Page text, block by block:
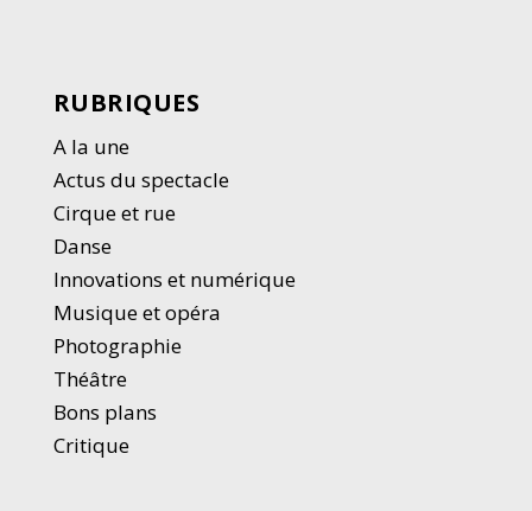
RUBRIQUES
A la une
Actus du spectacle
Cirque et rue
Danse
Innovations et numérique
Musique et opéra
Photographie
Théâtre
Bons plans
Critique